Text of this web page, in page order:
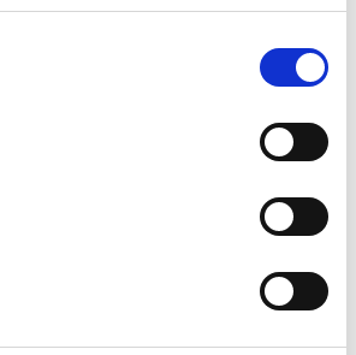
était située au cœur d'un site
mondial de l'Unesco et